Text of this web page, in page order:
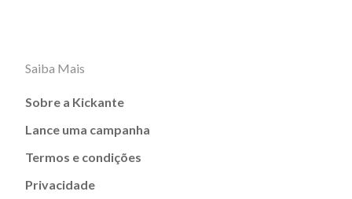
Saiba Mais
Sobre a Kickante
Lance uma campanha
Termos e condições
Privacidade